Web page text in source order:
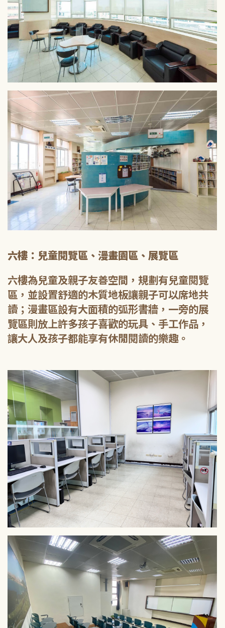
六樓：兒童閱覽區、漫畫園區、展覽區
六樓為兒童及親子友善空間，規劃有兒童閱覽
區，並設置舒適的木質地板讓親子可以席地共
讀；漫畫區設有大面積的弧形書牆，一旁的展
覽區則放上許多孩子喜歡的玩具、手工作品，
讓大人及孩子都能享有休閒閱讀的樂趣。